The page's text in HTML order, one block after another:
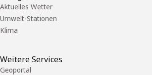
Aktuelles Wetter
Umwelt-Stationen
Klima
Weitere Services
Geoportal